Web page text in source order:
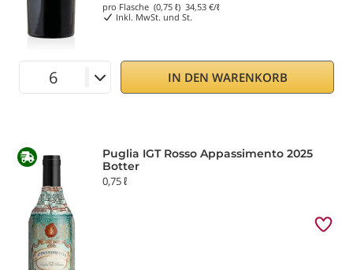
pro Flasche (0,75 ℓ) 34,53 €/ℓ
Inkl. MwSt. und St.
IN DEN WARENKORB
Puglia IGT Rosso Appassimento 2025
Botter
0,75 ℓ